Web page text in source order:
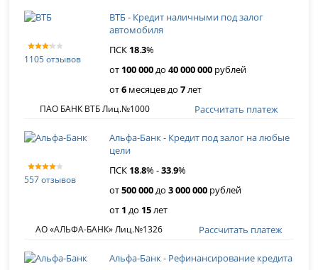
1105 отзывов
ВТБ - Кредит наличными под залог
автомобиля
ПСК 18.3%
от 100 000до40 000 000 рублей
от6 месяцев до7лет
ПАО БАНК ВТБ Лиц.№1000 Рассчитать платеж
557 отзывов
Альфа-Банк - Кредит под залог на любые
цели
ПСК 18.8% -33.9%
от500 000до3 000 000 рублей
от 1 до 15лет
АО «АЛЬФА-БАНК» Лиц.№1326 Рассчитать платеж
Альфа-Банк - Рефинансирование кредита